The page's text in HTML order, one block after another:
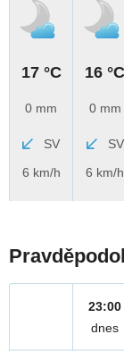
17 °C
0 mm
SV
6 km/h
16 °C
0 mm
SV
6 km/h
23:00
dnes